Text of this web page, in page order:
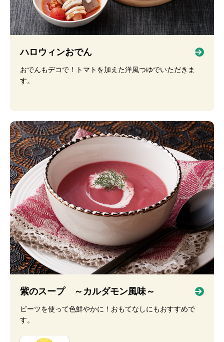
ハロウィンおでん
おでんもデコで！トマトを加えた洋風つゆでいただきま
す。
紫のスープ ～カルダモン風味～
ビーツを使って色鮮やかに！おもてなしにもおすすめで
す。